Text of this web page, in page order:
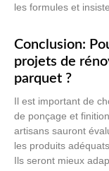
les formules et
Conclusion:
projets de
parquet ?
Il est important de
de ponçage et
artisans sauront
les produits
Ils seront mieux